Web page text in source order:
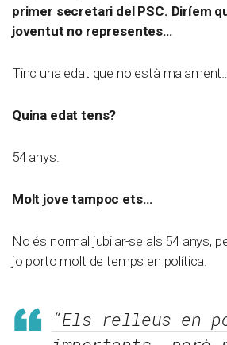
primer secretari del PSC. Diríem
joventut no representes…
Tinc una edat que no està malament…
Quina edat tens?
54 anys.
Molt jove tampoc ets…
No és normal jubilar-se als 54 anys,
jo porto molt de temps en política.
“Els relleus en